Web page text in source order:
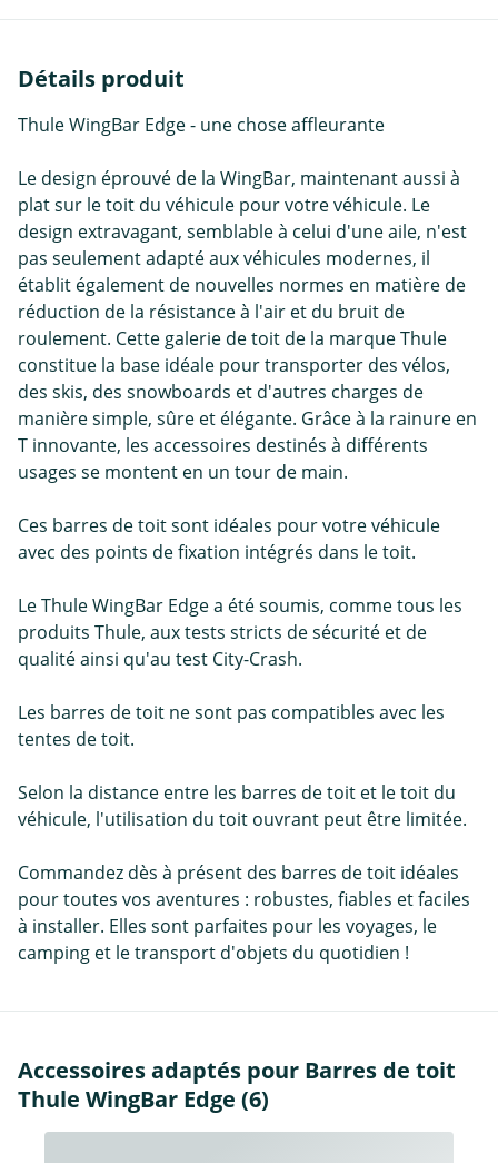
Détails produit
Thule WingBar Edge - une chose affleurante
Le design éprouvé de la WingBar, maintenant aussi à
plat sur le toit du véhicule pour votre véhicule. Le
design extravagant, semblable à celui d'une aile, n'est
pas seulement adapté aux véhicules modernes, il
établit également de nouvelles normes en matière de
réduction de la résistance à l'air et du bruit de
roulement. Cette galerie de toit de la marque Thule
constitue la base idéale pour transporter des vélos,
des skis, des snowboards et d'autres charges de
manière simple, sûre et élégante. Grâce à la rainure en
T innovante, les accessoires destinés à différents
usages se montent en un tour de main.
Ces barres de toit sont idéales pour votre véhicule
avec des points de fixation intégrés dans le toit.
Le Thule WingBar Edge a été soumis, comme tous les
produits Thule, aux tests stricts de sécurité et de
qualité ainsi qu'au test City-Crash.
Les barres de toit ne sont pas compatibles avec les
tentes de toit.
Selon la distance entre les barres de toit et le toit du
véhicule, l'utilisation du toit ouvrant peut être limitée.
Commandez dès à présent des barres de toit idéales
pour toutes vos aventures : robustes, fiables et faciles
à installer. Elles sont parfaites pour les voyages, le
camping et le transport d'objets du quotidien !
Accessoires adaptés pour Barres de toit
Thule WingBar Edge (6)